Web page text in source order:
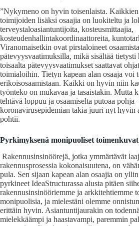
”Nykymeno on hyvin toisenlaista.
toimijoiden lisäksi osaajia on luokiteltu ja
terveystaloasiantuntijoita, kosteusmittaajia,
kosteudenhallintakoordinaattoreita,
Viranomaisetkin ovat pirstaloineet
pätevyysvaatimuksilla, mikä sisältää tietysti
toisaalta pätevyysvaatimukset saattavat
toimialoihin. Tietyn kapean alan osaaja voi
erikoisosaamistaan. Kaikki on hyvin niin
työnteko on mukavaa ja tasaistakin. Mutta
tehtävä loppuu ja osaamiselta putoaa pohja
koronavirusepidemian takia juuri nyt hyvin
pohtii.
Pyrkimyksenä monipuoliset toimenkuvat
Rakennusinsinöörejä, jotka ymmärtävät
rakennusprosessia kokonaisuutena, on
pula. Sen sijaan kapean alan osaajia on
pyrkineet IdeaStructurassa alusta pitäen
rakennusinsinööriemme ja arkkitehtiemme
monipuolisia, ja mielestäni olemme
erittäin hyvin. Asiantuntijaurakin on
mielekkäämpi ja haastavampi, paremmin